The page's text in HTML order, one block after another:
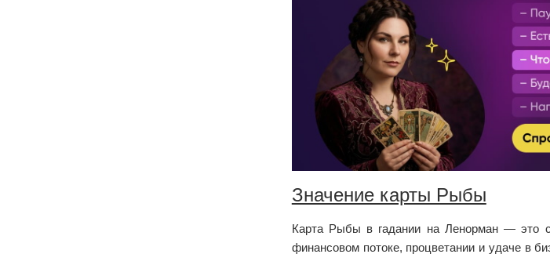
Значение карты Рыбы
Карта Рыбы в гадании на Ленорман — это
финансовом потоке, процветании и удаче в